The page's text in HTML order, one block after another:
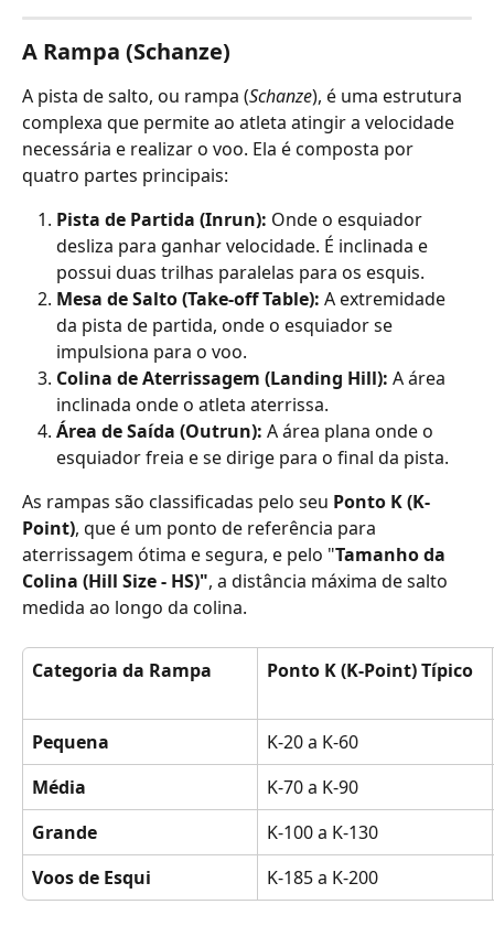
A Rampa (Schanze)
A pista de salto, ou rampa (Schanze), é uma estrutura
complexa que permite ao atleta atingir a velocidade
necessária e realizar o voo. Ela é composta por
quatro partes principais:
Pista de Partida (Inrun): Onde o esquiador
desliza para ganhar velocidade. É inclinada e
possui duas trilhas paralelas para os esquis.
Mesa de Salto (Take-off Table): A extremidade
da pista de partida, onde o esquiador se
impulsiona para o voo.
Colina de Aterrissagem (Landing Hill): A área
inclinada onde o atleta aterrissa.
Área de Saída (Outrun): A área plana onde o
esquiador freia e se dirige para o final da pista.
As rampas são classificadas pelo seu Ponto K (K-
Point), que é um ponto de referência para
aterrissagem ótima e segura, e pelo "Tamanho da
Colina (Hill Size - HS)", a distância máxima de salto
medida ao longo da colina.
Categoria da Rampa Ponto K (K-Point) Típico
Pequena
K-20 a K-60
Média
K-70 a K-90
Grande
K-100 a K-130
Voos de Esqui
K-185 a K-200